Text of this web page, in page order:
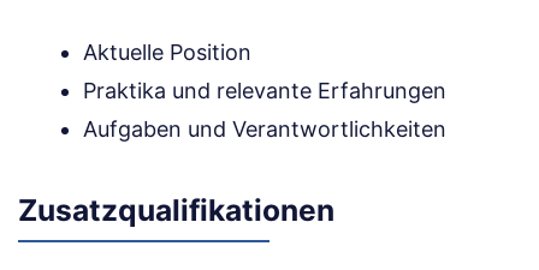
Aktuelle Position
Praktika und relevante Erfahrungen
Aufgaben und Verantwortlichkeiten
Zusatzqualifikationen